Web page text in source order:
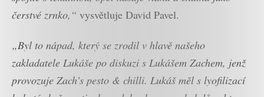
čerstvé zrnko,“ vysvětluje David Pavel.
„Byl to nápad, který se zrodil v hlavě našeho
zakladatele Lukáše po diskuzi s Lukášem Zachem, jenž
provozuje Zach’s pesto & chilli. Lukáš měl s lyofilizací